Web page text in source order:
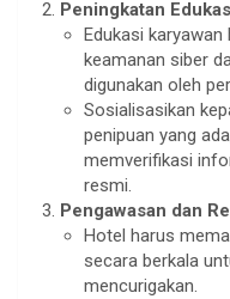
Peningkatan
Edukasi
keamanan siber
digunakan oleh
Sosialisasikan
penipuan yang
memverifikasi
resmi.
Pengawasan dan
Hotel harus
secara berkala
mencurigakan.